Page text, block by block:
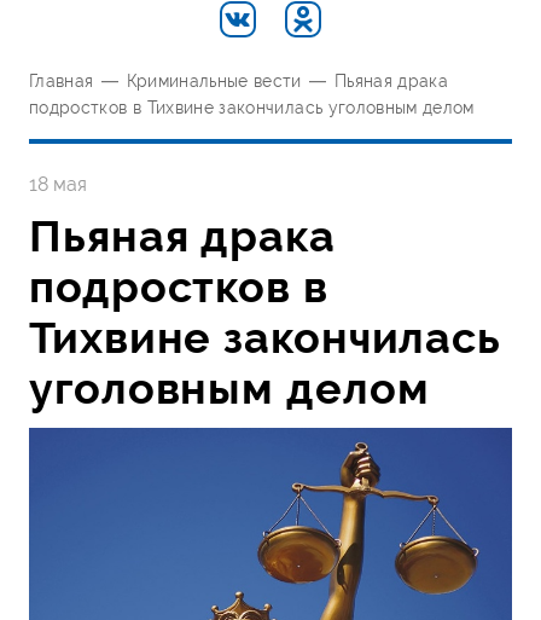
Главная — Криминальные вести — Пьяная драка
подростков в Тихвине закончилась уголовным делом
18 мая
Пьяная драка
подростков в
Тихвине закончилась
уголовным делом